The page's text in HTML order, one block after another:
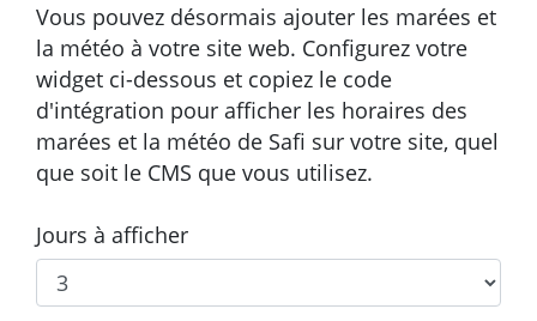
Vous pouvez désormais ajouter les marées et
la météo à votre site web. Configurez votre
widget ci-dessous et copiez le code
d'intégration pour afficher les horaires des
marées et la météo de Safi sur votre site, quel
que soit le CMS que vous utilisez.
Jours à afficher